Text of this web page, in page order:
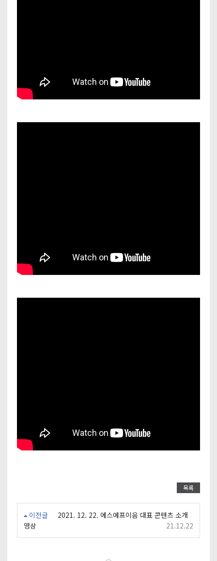
목록
이전글
2021. 12. 22. 에스에프이음 대표 콘텐츠 소개
영상
21.12.22